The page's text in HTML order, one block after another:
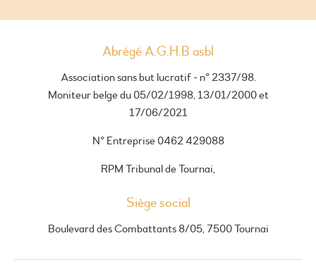
Abrégé A.G.H.B asbl
Association sans but lucratif - n° 2337/98.
Moniteur belge du 05/02/1998, 13/01/2000 et
17/06/2021
N° Entreprise 0462 429088
RPM Tribunal de Tournai,
Siège social
Boulevard des Combattants 8/05, 7500 Tournai